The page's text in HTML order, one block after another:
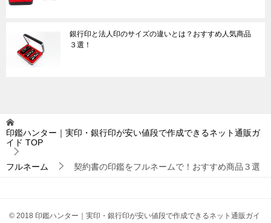
銀行印と法人印のサイズの違いとは？おすすめ人気商品
３選！
印鑑ハンター｜実印・銀行印が安い値段で作成できるネット通販ガ
イド TOP
フルネーム 契約書の印鑑をフルネームで！おすすめ商品３選
© 2018 印鑑ハンター｜実印・銀行印が安い値段で作成できるネット通販ガイ